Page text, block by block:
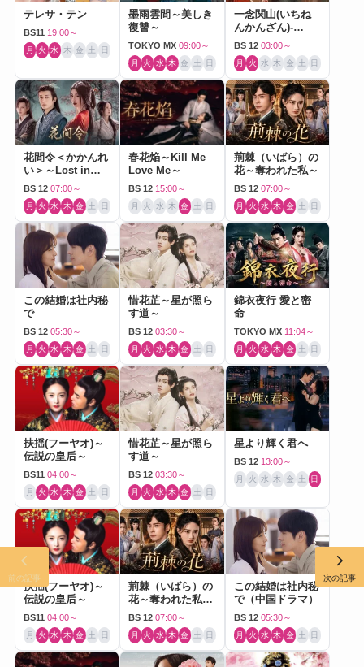
テレサ・テン
BS11 19:00～
月 火 水 木 金 土 日
墨雨雲間～美しき
復讐～
TOKYO MX 09:00～
月 火 水 木 金 土 日
一念関山(いちね
んかんざん)-
Journey to Love-
BS 12 03:00～
月 火 水 木 金 土 日
花間令＜かかんれ
い＞～Lost in
Love～
BS 12 07:00～
月 火 水 木 金 土 日
春花焔～Kill Me
Love Me～
BS 12 15:00～
月 火 水 木 金 土 日
荊棘（いばら）の
花～奪われた私～
BS 12 07:00～
月 火 水 木 金 土 日
この結婚は社内秘
で
BS 12 05:30～
月 火 水 木 金 土 日
惜花芷～星が照ら
す道～
BS 12 03:30～
月 火 水 木 金 土 日
錦衣夜行 愛と密
命
TOKYO MX 11:04～
月 火 水 木 金 土 日
扶揺(フーヤオ)～
伝説の皇后～
BS11 04:00～
月 火 水 木 金 土 日
惜花芷～星が照ら
す道～
BS 12 03:30～
月 火 水 木 金 土 日
星より輝く君へ
BS 12 13:00～
月 火 水 木 金 土 日
扶揺(フーヤオ)～
伝説の皇后～
BS11 04:00～
月 火 水 木 金 土 日
荊棘（いばら）の
花～奪われた私～
（中国ドラマ）
BS 12 07:00～
月 火 水 木 金 土 日
この結婚は社内秘
で（中国ドラマ）
BS 12 05:30～
月 火 水 木 金 土 日
前の記事 次の記事